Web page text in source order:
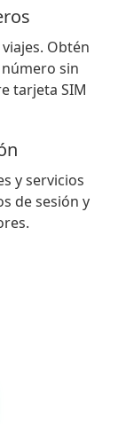
Obtén
sin
tarjeta SIM
y servicios
de sesión y